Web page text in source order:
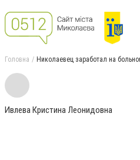
Головна Николаевец заработал на
Ивлева Кристина Леонидовна